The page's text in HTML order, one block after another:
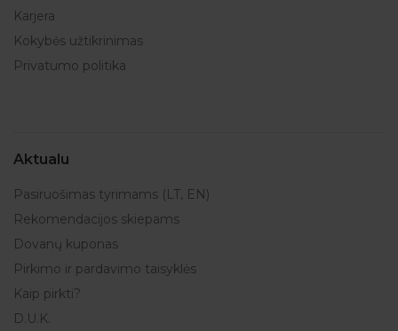
Karjera
Kokybės užtikrinimas
Privatumo politika
Aktualu
Pasiruošimas tyrimams (LT, EN)
Rekomendacijos skiepams
Dovanų kuponas
Pirkimo ir pardavimo taisyklės
Kaip pirkti?
D.U.K.